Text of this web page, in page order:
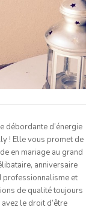
débordante d’énergie
! Elle vous promet de
en mariage au grand
anniversaire
professionnalisme et
de qualité toujours
le droit d’être